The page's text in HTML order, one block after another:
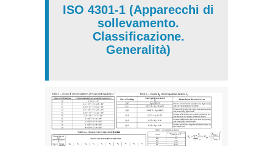
ISO 4301-1 (Apparecchi di
sollevamento.
Classificazione.
Generalità)